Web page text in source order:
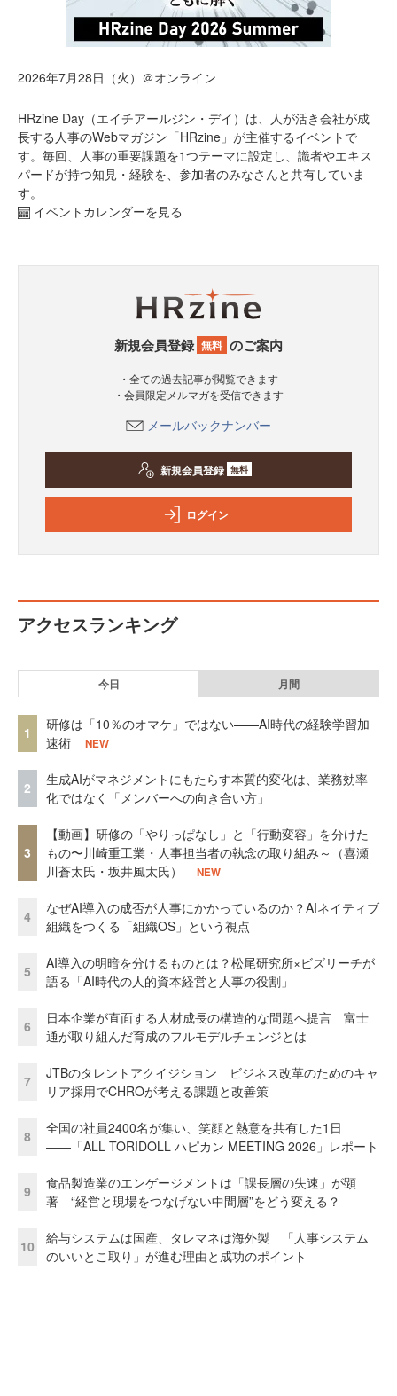
2026年7月28日（火）＠オンライン
HRzine Day（エイチアールジン・デイ）は、人が活き会社が成
長する人事のWebマガジン「HRzine」が主催するイベントで
す。毎回、人事の重要課題を1つテーマに設定し、識者やエキス
パードが持つ知見・経験を、参加者のみなさんと共有していま
す。
イベントカレンダーを見る
新規会員登録 無料 のご案内
・全ての過去記事が閲覧できます
・会員限定メルマガを受信できます
メールバックナンバー
新規会員登録 無料
ログイン
アクセスランキング
今日 月間
1
研修は「10％のオマケ」ではない——AI時代の経験学習加
速術
NEW
2
生成AIがマネジメントにもたらす本質的変化は、業務効率
化ではなく「メンバーへの向き合い方」
3
【動画】研修の「やりっぱなし」と「行動変容」を分けた
もの〜川崎重工業・人事担当者の執念の取り組み～（喜瀬
川蒼太氏・坂井風太氏）
NEW
4
なぜAI導入の成否が人事にかかっているのか？AIネイティブ
組織をつくる「組織OS」という視点
5
AI導入の明暗を分けるものとは？松尾研究所×ビズリーチが
語る「AI時代の人的資本経営と人事の役割」
6
日本企業が直面する人材成長の構造的な問題へ提言 富士
通が取り組んだ育成のフルモデルチェンジとは
7
JTBのタレントアクイジション ビジネス改革のためのキャ
リア採用でCHROが考える課題と改善策
8
全国の社員2400名が集い、笑顔と熱意を共有した1日
――「ALL TORIDOLL ハピカン MEETING 2026」レポート
9
食品製造業のエンゲージメントは「課長層の失速」が顕
著 “経営と現場をつなげない中間層”をどう変える？
10
給与システムは国産、タレマネは海外製 「人事システム
のいいとこ取り」が進む理由と成功のポイント